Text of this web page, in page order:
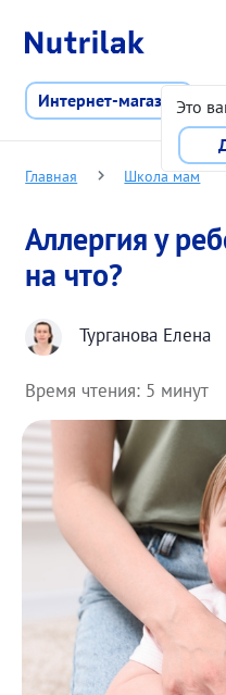
Это
Интернет-магазин
Главная Школа мам
Аллергия у
на что?
Турганова Елена
Время чтения: 5 минут